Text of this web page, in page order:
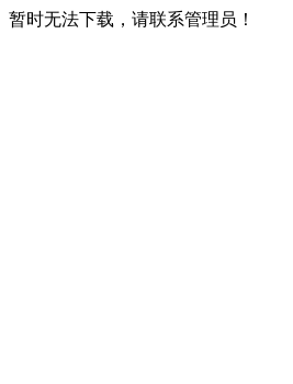
暂时无法下载，请联系管理员！